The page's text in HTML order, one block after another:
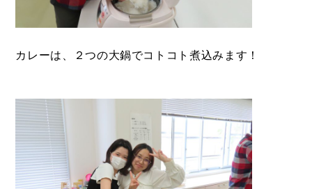
カレーは、２つの大鍋でコトコト煮込みます！